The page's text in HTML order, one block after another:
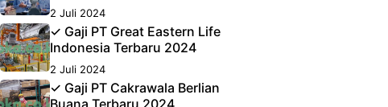
2 Juli 2024
✓ Gaji PT Great Eastern Life
Indonesia Terbaru 2024
2 Juli 2024
✓ Gaji PT Cakrawala Berlian
Buana Terbaru 2024